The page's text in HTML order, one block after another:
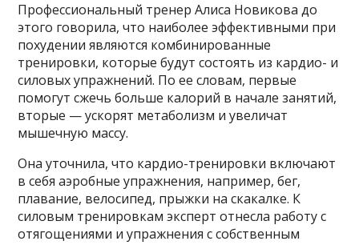
Профессиональный тренер Алиса Новикова до
этого говорила, что наиболее эффективными при
похудении являются комбинированные
тренировки, которые будут состоять из кардио- и
силовых упражнений. По ее словам, первые
помогут сжечь больше калорий в начале занятий,
вторые — ускорят метаболизм и увеличат
мышечную массу.
Она уточнила, что кардио-тренировки включают
в себя аэробные упражнения, например, бег,
плавание, велосипед, прыжки на скакалке. К
силовым тренировкам эксперт отнесла работу с
отягощениями и упражнения с собственным